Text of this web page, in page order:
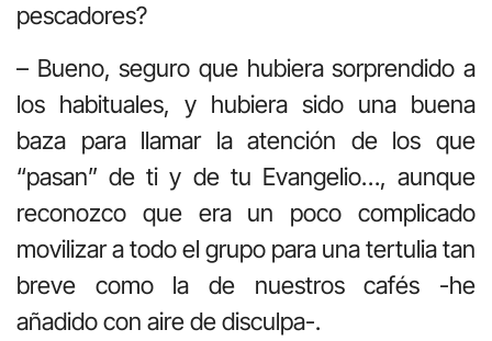
pescadores?
– Bueno, seguro que hubiera sorprendido a
los habituales, y hubiera sido una buena
baza para llamar la atención de los que
“pasan” de ti y de tu Evangelio…, aunque
reconozco que era un poco complicado
movilizar a todo el grupo para una tertulia tan
breve como la de nuestros cafés -he
añadido con aire de disculpa-.